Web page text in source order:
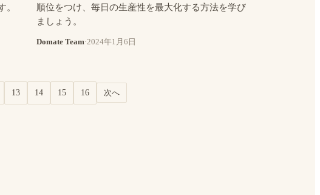
。
順位をつけ、毎日の生産性を最大化する方法を学び
ましょう。
Domate Team·2024年1月6日
13 14 15 16 次へ